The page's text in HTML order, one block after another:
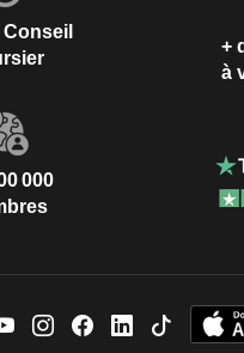
Conseil
+
à
000